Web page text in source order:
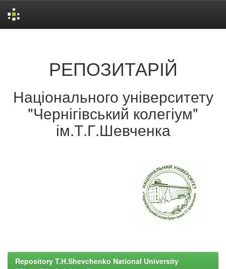
РЕПОЗИТАРІЙ
Національного університету
"Чернігівський колегіум"
ім.Т.Г.Шевченка
Repository T.H.Shevchenko National University